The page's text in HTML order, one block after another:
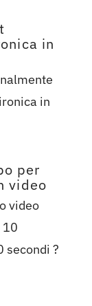
in
in
per
video
video
10
secondi ?